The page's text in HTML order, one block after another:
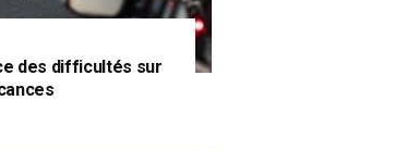
des difficultés sur